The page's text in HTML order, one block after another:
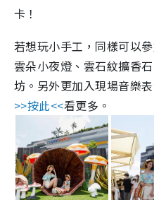
卡！
若想玩小手工，同樣可以
雲朵小夜燈、雲石紋擴香
坊。另外更加入現場音樂
>>按此<<看更多。